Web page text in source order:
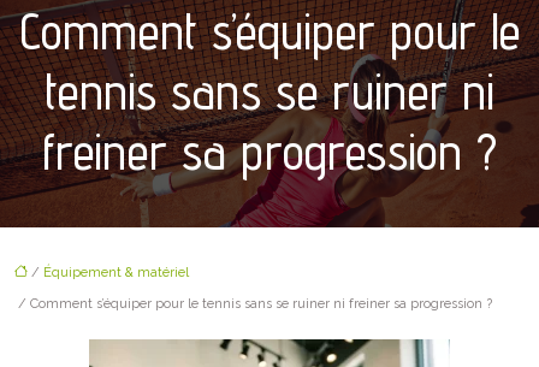
Comment s’équiper pour le
tennis sans se ruiner ni
freiner sa progression ?
/ Équipement & matériel
/ Comment s’équiper pour le tennis sans se ruiner ni freiner sa progression ?